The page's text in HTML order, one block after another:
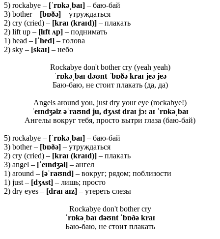
5) rockabye – [ˈrɒkəˌ baɪ] – баю-бай
3) bother – [bɒðə] – утруждаться
2) cry (cried) – [kraɪ (kraɪd)] – плакать
2) lift up – [lɪft ʌp] – поднимать
1) head – [ˈhed] – голова
2) sky – [skaɪ] – небо
Rockabye don't bother cry (yeah yeah)
ˈrɒkəˌbaɪ dəʊnt ˈbɒðə kraɪ jeə jeə
Баю-баю, не стоит плакать (да, да)
Angels around you, just dry your eye (rockabye!)
ˈeɪndʒəlz əˈraʊnd ju, dʒʌst draɪ jɔ: aɪ ˈrɒkəˌbaɪ
Ангелы вокруг тебя, просто вытри глаза (баю-бай)
5) rockabye – [ˈrɒkəˌ baɪ] – баю-бай
3) bother – [bɒðə] – утруждаться
2) cry (cried) – [kraɪ (kraɪd)] – плакать
3) angel – [ˈeɪndʒəl] – ангел
1) around – [əˈraʊnd] – вокруг; рядом; поблизости
1) just – [dʒʌst] – лишь; просто
2) dry eyes – [draɪ aɪz] – утереть слезы
Rockabye don't bother cry
ˈrɒkəˌbaɪ dəʊnt ˈbɒðə kraɪ
Баю-баю, не стоит плакать